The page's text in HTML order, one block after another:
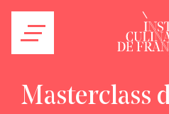
Masterclass